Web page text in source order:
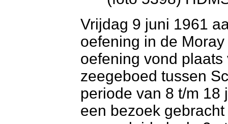
Vrijdag 9 juni 1961
oefening in de
oefening vond
zeegeboed tussen
periode van 8 t/m 18
een bezoek